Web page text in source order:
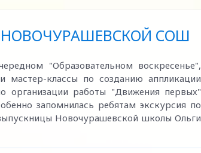
НОВОЧУРАШЕВСКОЙ СОШ
"Образовательном воскресенье",
классы по созданию аппликации
организации работы "Движения первых"
запомнилась ребятам экскурсия по
Новочурашевской школы Ольги